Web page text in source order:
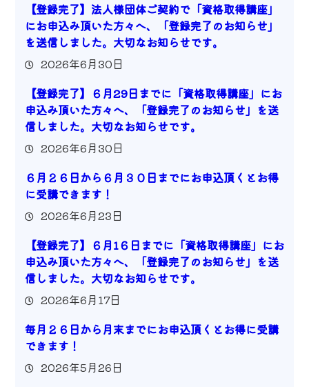
【登録完了】法人様団体ご契約で「資格取得講座」
にお申込み頂いた方々へ、「登録完了のお知らせ」
を送信しました。大切なお知らせです。
2026年6月30日
【登録完了】６月29日までに「資格取得講座」にお
申込み頂いた方々へ、「登録完了のお知らせ」を送
信しました。大切なお知らせです。
2026年6月30日
６月２６日から６月３０日までにお申込頂くとお得
に受講できます！
2026年6月23日
【登録完了】６月1６日までに「資格取得講座」にお
申込み頂いた方々へ、「登録完了のお知らせ」を送
信しました。大切なお知らせです。
2026年6月17日
毎月２６日から月末までにお申込頂くとお得に受講
できます！
2026年5月26日